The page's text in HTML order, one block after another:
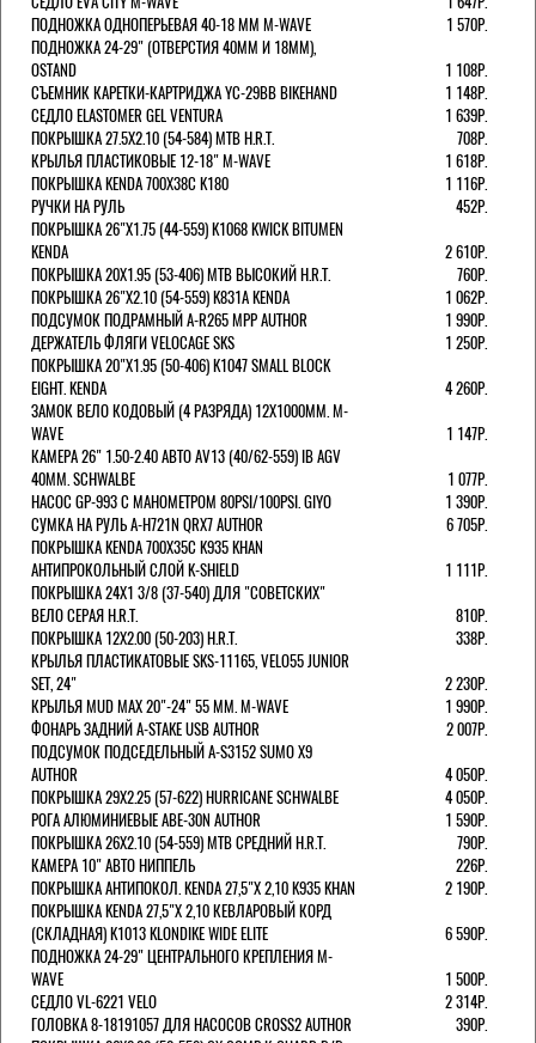
ПОДНОЖКА ОДНОПЕРЬЕВАЯ 40-18 ММ M-WAVE
1 570Р.
ПОДНОЖКА 24-29" (ОТВЕРСТИЯ 40ММ И 18ММ),
OSTAND
1 108Р.
СЪЕМНИК КАРЕТКИ-КАРТРИДЖА YC-29BB BIKEHAND
1 148Р.
СЕДЛО ELASTOMER GEL VENTURA
1 639Р.
ПОКРЫШКА 27.5X2.10 (54-584) MTB H.R.T.
708Р.
КРЫЛЬЯ ПЛАСТИКОВЫЕ 12-18" M-WAVE
1 618Р.
ПОКРЫШКА KENDA 700Х38С K180
1 116Р.
РУЧКИ НА РУЛЬ
452Р.
ПОКРЫШКА 26"Х1.75 (44-559) K1068 KWICK BITUMEN
KENDA
2 610Р.
ПОКРЫШКА 20X1.95 (53-406) MTB ВЫСОКИЙ H.R.T.
760Р.
ПОКРЫШКА 26"Х2.10 (54-559) K831A KENDA
1 062Р.
ПОДСУМОК ПОДРАМНЫЙ A-R265 MPP AUTHOR
1 990Р.
ДЕРЖАТЕЛЬ ФЛЯГИ VELOCAGE SKS
1 250Р.
ПОКРЫШКА 20"Х1.95 (50-406) K1047 SMALL BLOCK
EIGHT. KENDA
4 260Р.
ЗАМОК ВЕЛО КОДОВЫЙ (4 РАЗРЯДА) 12Х1000ММ. M-
WAVE
1 147Р.
КАМЕРА 26" 1.50-2.40 АВТО AV13 (40/62-559) IB AGV
40MM. SCHWALBE
1 077Р.
НАСОС GP-993 С МАНОМЕТРОМ 80PSI/100PSI. GIYO
1 390Р.
СУМКА НА РУЛЬ A-H721N QRX7 AUTHOR
6 705Р.
ПОКРЫШКА KENDA 700Х35С K935 KHAN
АНТИПРОКОЛЬНЫЙ СЛОЙ K-SHIELD
1 111Р.
ПОКРЫШКА 24X1 3/8 (37-540) ДЛЯ "СОВЕТСКИХ"
ВЕЛО СЕРАЯ H.R.T.
810Р.
ПОКРЫШКА 12X2.00 (50-203) H.R.T.
338Р.
КРЫЛЬЯ ПЛАСТИКАТОВЫЕ SKS-11165, VELO55 JUNIOR
SET, 24"
2 230Р.
КРЫЛЬЯ MUD MAX 20"-24" 55 ММ. M-WAVE
1 990Р.
ФОНАРЬ ЗАДНИЙ A-STAKE USB AUTHOR
2 007Р.
ПОДСУМОК ПОДСЕДЕЛЬНЫЙ A-S3152 SUMO X9
AUTHOR
4 050Р.
ПОКРЫШКА 29X2.25 (57-622) HURRICANE SCHWALBE
4 050Р.
РОГА АЛЮМИНИЕВЫЕ ABE-30N AUTHOR
1 590Р.
ПОКРЫШКА 26X2.10 (54-559) MTB СРЕДНИЙ H.R.T.
790Р.
КАМЕРА 10" АВТО НИППЕЛЬ
226Р.
ПОКРЫШКА АНТИПОКОЛ. KENDA 27,5"Х 2,10 K935 KHAN
2 190Р.
ПОКРЫШКА KENDA 27,5"Х 2,10 КЕВЛАРОВЫЙ КОРД
(СКЛАДНАЯ) K1013 KLONDIKE WIDE ELITE
6 590Р.
ПОДНОЖКА 24-29" ЦЕНТРАЛЬНОГО КРЕПЛЕНИЯ M-
WAVE
1 500Р.
СЕДЛО VL-6221 VELO
2 314Р.
ГОЛОВКА 8-18191057 ДЛЯ НАСОСОВ CROSS2 AUTHOR
390Р.